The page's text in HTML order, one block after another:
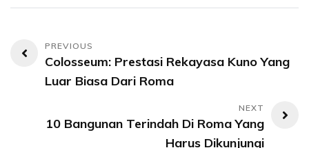
Post
navigation
Colosseum: Prestasi Rekayasa Kuno Yang
Luar Biasa Dari Roma
10 Bangunan Terindah Di Roma Yang
Harus Dikunjungi